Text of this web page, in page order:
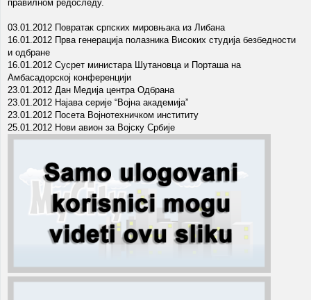
правилном редоследу.
03.01.2012 Повратак српских мировњака из Либана
16.01.2012 Прва генерација полазника Високих студија безбедности
и одбране
16.01.2012 Сусрет министара Шутановца и Порташа на
Амбасадорској конференцији
23.01.2012 Дан Медија центра Одбрана
23.01.2012 Најава серије “Војна академија”
23.01.2012 Посета Војнотехничком инстититу
25.01.2012 Нови авион за Војску Србије